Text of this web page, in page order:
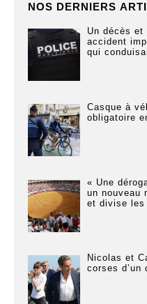
NOS DERNIERS
Un décès
accident
qui
Casque à
obligatoire
« Une
un nouveau
et divise les
Nicolas et
corses d’un